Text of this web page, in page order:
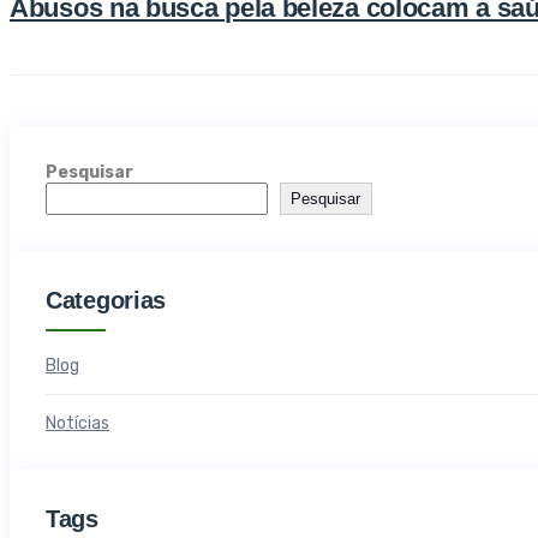
Abusos na busca pela beleza colocam a
Pesquisar
Pesquisar
Categorias
Blog
Notícias
Tags